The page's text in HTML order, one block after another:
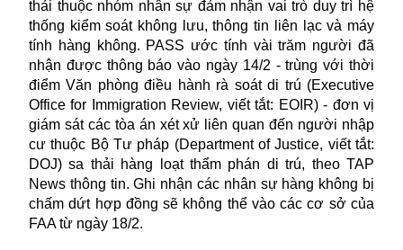
thải thuộc nhóm nhân sự đảm nhận vai trò duy trì hệ
thống kiểm soát không lưu, thông tin liên lạc và máy
tính hàng không. PASS ước tính vài trăm người đã
nhận được thông báo vào ngày 14/2 - trùng với thời
điểm Văn phòng điều hành rà soát di trú (Executive
Office for Immigration Review, viết tắt: EOIR) - đơn vị
giám sát các tòa án xét xử liên quan đến người nhập
cư thuộc Bộ Tư pháp (Department of Justice, viết tắt:
DOJ) sa thải hàng loạt thẩm phán di trú, theo TAP
News thông tin. Ghi nhận các nhân sự hàng không bị
chấm dứt hợp đồng sẽ không thể vào các cơ sở của
FAA từ ngày 18/2.